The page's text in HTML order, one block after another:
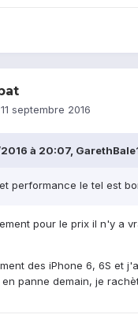
11 septembre 2016
à 20:07,
performance le tel est
pour le prix il n'y a
des iPhone 6, 6S et
panne demain, je